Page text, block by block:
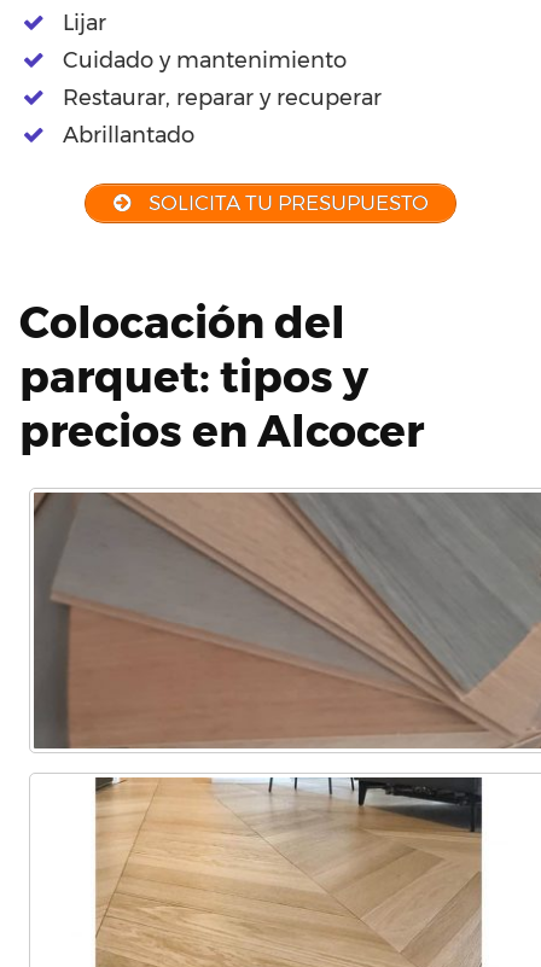
Lijar
Cuidado y mantenimiento
Restaurar, reparar y recuperar
Abrillantado
SOLICITA TU PRESUPUESTO
Colocación del
parquet: tipos y
precios en Alcocer